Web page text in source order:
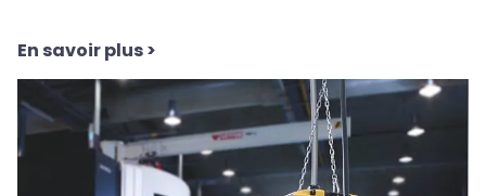
En savoir plus>